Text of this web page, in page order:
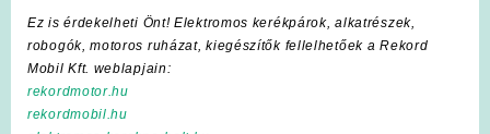
Ez is érdekelheti Önt! Elektromos kerékpárok, alkatrészek,
robogók, motoros ruházat, kiegészítők fellelhetőek a Rekord
Mobil Kft. weblapjain:
rekordmotor.hu
rekordmobil.hu